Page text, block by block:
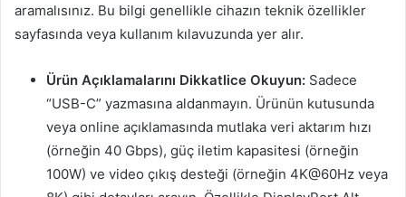
aramalısınız. Bu bilgi genellikle cihazın teknik özellikler
sayfasında veya kullanım kılavuzunda yer alır.
Ürün Açıklamalarını Dikkatlice Okuyun: Sadece
“USB-C” yazmasına aldanmayın. Ürünün kutusunda
veya online açıklamasında mutlaka veri aktarım hızı
(örneğin 40 Gbps), güç iletim kapasitesi (örneğin
100W) ve video çıkış desteği (örneğin 4K@60Hz veya